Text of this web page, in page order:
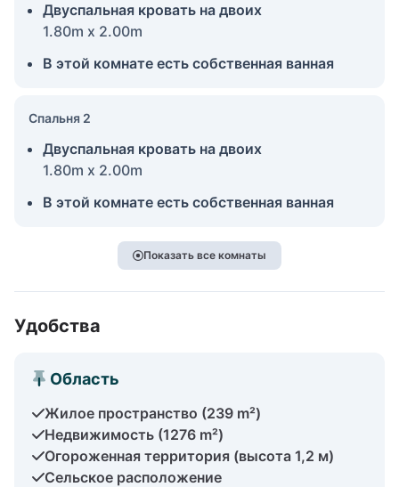
Двуспальная кровать на двоих
1.80m x 2.00m
В этой комнате есть собственная ванная
Спальня 2
Двуспальная кровать на двоих
1.80m x 2.00m
В этой комнате есть собственная ванная
Показать все комнаты
Удобства
Область
Жилое пространство (239 m²)
Недвижимость (1276 m²)
Огороженная территория (высота 1,2 м)
Сельское расположение